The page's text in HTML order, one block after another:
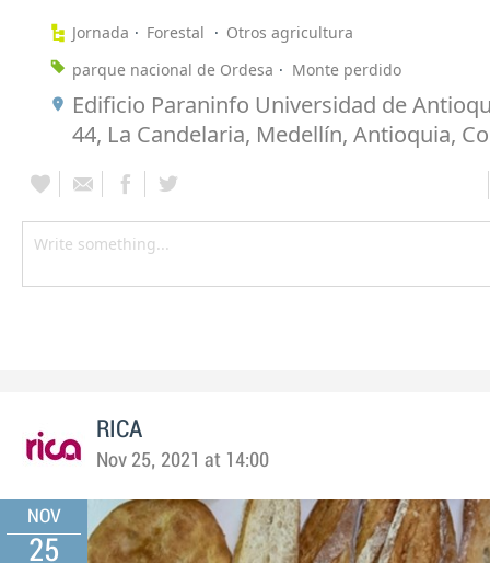
Jornada Forestal
Otros agricultura
parque nacional de Ordesa
Monte perdido
Edificio Paraninfo Universidad de
44, La Candelaria, Medellín, Antioquia,
RICA
Nov 25, 2021 at 14:00
NOV
25